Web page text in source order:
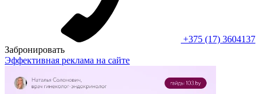
+375 (17) 3604137
Забронировать
Эффективная реклама на сайте